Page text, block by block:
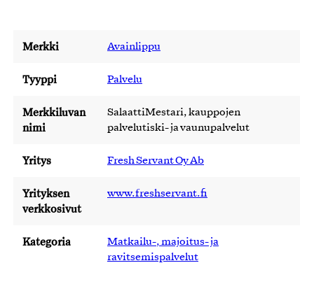
Merkki Avainlippu
Tyyppi Palvelu
Merkkiluvan
nimi
SalaattiMestari, kauppojen
palvelutiski- ja vaunupalvelut
Yritys Fresh Servant Oy Ab
Yrityksen
verkkosivut
www.freshservant.fi
Kategoria
Matkailu-, majoitus- ja
ravitsemispalvelut